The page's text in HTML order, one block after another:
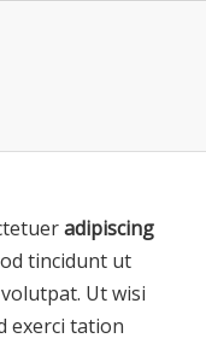
adipiscing
tincidunt ut
Ut wisi
exerci tation